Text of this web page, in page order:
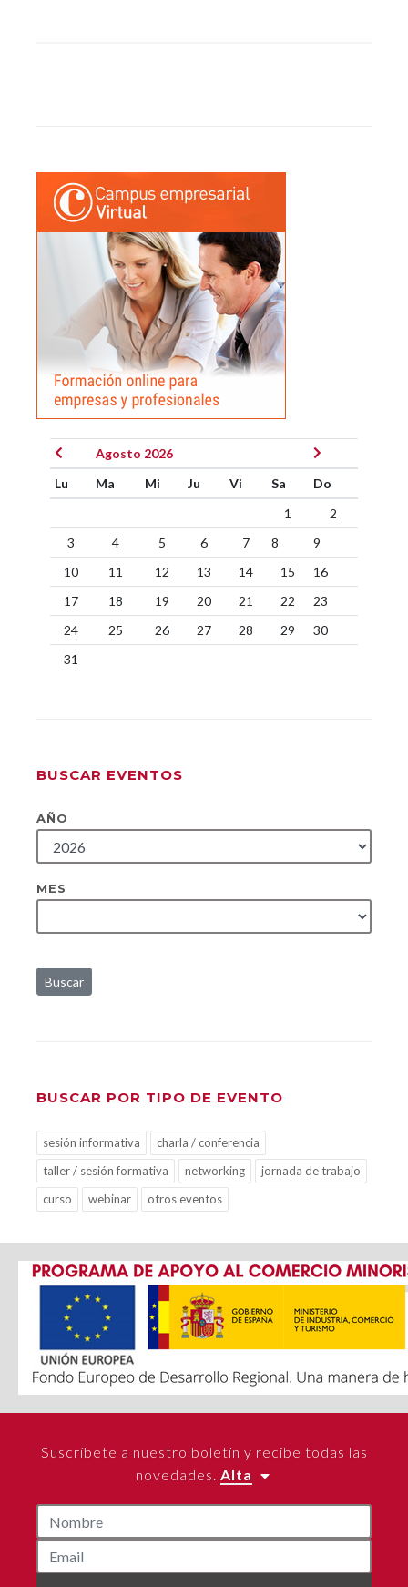
Agosto 2026
Lu
Ma Mi Ju Vi Sa
Do
1
2
3
4 5 6 7 8
9
10
11 12 13 14 15
16
17
18 19 20 21 22
23
24
25 26 27 28 29
30
31
BUSCAR EVENTOS
AÑO
MES
Buscar
BUSCAR POR TIPO DE EVENTO
sesión informativa
charla / conferencia
taller / sesión formativa
networking
jornada de trabajo
curso
webinar otros eventos
Suscríbete a nuestro boletín y recibe todas las
novedades. Alta